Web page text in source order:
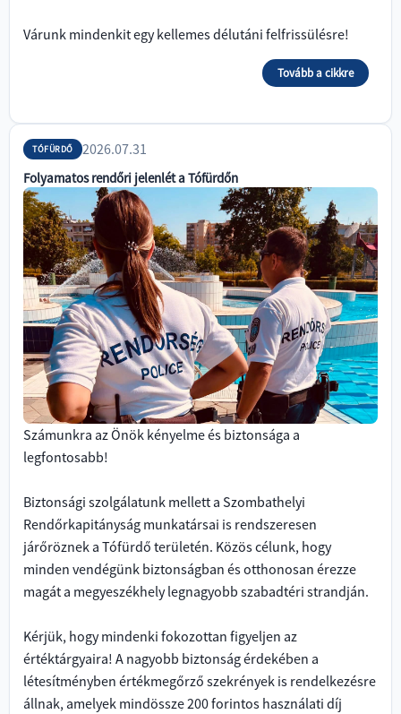
Várunk mindenkit egy kellemes délutáni felfrissülésre!
Tovább a cikkre
TÓFÜRDŐ 2026.07.31
Folyamatos rendőri jelenlét a Tófürdőn
Számunkra az Önök kényelme és biztonsága a
legfontosabb!
Biztonsági szolgálatunk mellett a Szombathelyi
Rendőrkapitányság munkatársai is rendszeresen
járőröznek a Tófürdő területén. Közös célunk, hogy
minden vendégünk biztonságban és otthonosan érezze
magát a megyeszékhely legnagyobb szabadtéri strandján.
Kérjük, hogy mindenki fokozottan figyeljen az
értéktárgyaira! A nagyobb biztonság érdekében a
létesítményben értékmegőrző szekrények is rendelkezésre
állnak, amelyek mindössze 200 forintos használati díj